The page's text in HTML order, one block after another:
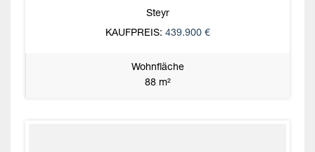
Steyr
KAUFPREIS: 439.900 €
Wohnfläche
88 m²